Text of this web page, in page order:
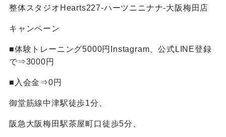
整体スタジオHearts227-ハーツニニナナ-大阪梅田店
キャンペーン
■体験トレーニング5000円Instagram、公式LINE登録
で⇒3000円
■入会金⇒0円
御堂筋線中津駅徒歩1分、
阪急大阪梅田駅茶屋町口徒歩5分、